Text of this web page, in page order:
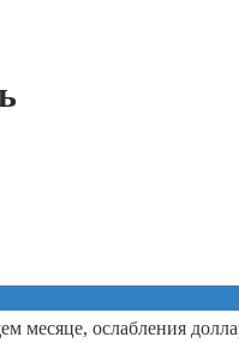
месяце, ослабления